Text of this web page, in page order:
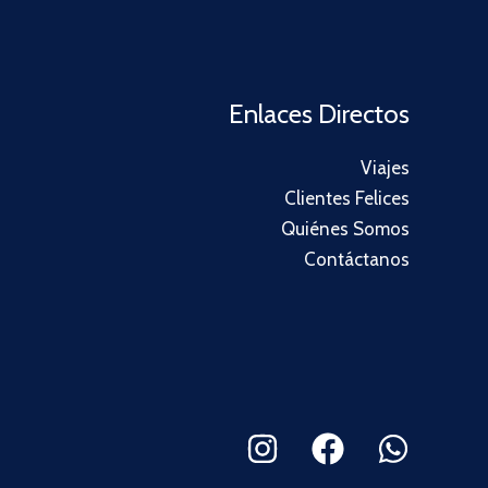
Enlaces Directos
Viajes
Clientes Felices
Quiénes Somos
Contáctanos